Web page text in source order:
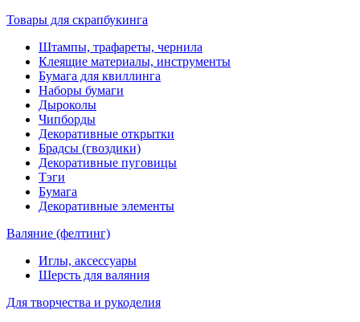
Товары для скрапбукинга
Штампы, трафареты, чернила
Клеящие материалы, инструменты
Бумага для квиллинга
Наборы бумаги
Дыроколы
Чипборды
Декоративные открытки
Брадсы (гвоздики)
Декоративные пуговицы
Тэги
Бумага
Декоративные элементы
Валяние (фелтинг)
Иглы, аксессуары
Шерсть для валяния
Для творчества и рукоделия